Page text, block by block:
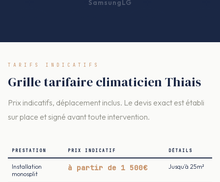
SamsungLG
TARIFS INDICATIFS
Grille tarifaire climaticien Thiais
Prix indicatifs, déplacement inclus. Le devis exact est établi
sur place et signé avant toute intervention.
PRESTATION PRIX INDICATIF DÉTAILS
Installation
monosplit
à partir de 1 500€ Jusqu'à 25m²